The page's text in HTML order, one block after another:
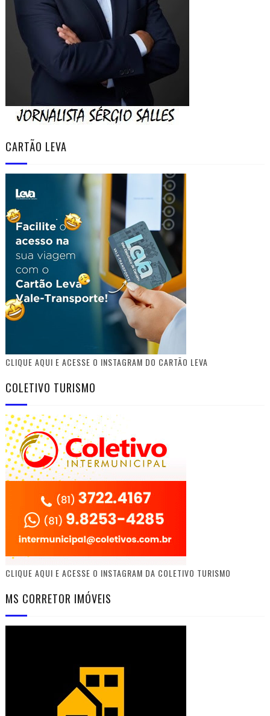
CARTÃO LEVA
CLIQUE AQUI E ACESSE O INSTAGRAM DO CARTÃO LEVA
COLETIVO TURISMO
CLIQUE AQUI E ACESSE O INSTAGRAM DA COLETIVO TURISMO
MS CORRETOR IMÓVEIS